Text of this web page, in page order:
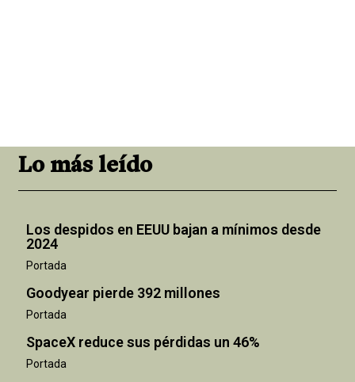
Lo más leído
Los despidos en EEUU bajan a mínimos desde
2024
Portada
Goodyear pierde 392 millones
Portada
SpaceX reduce sus pérdidas un 46%
Portada